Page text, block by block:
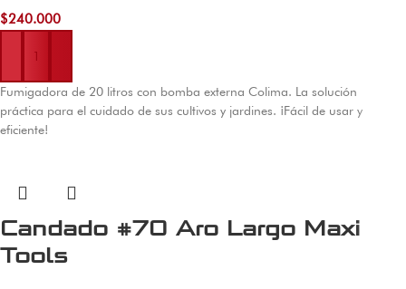
$240.000
Añadir al carrito
Fumigadora de 20 litros con bomba externa Colima. La solución
práctica para el cuidado de sus cultivos y jardines. ¡Fácil de usar y
eficiente!
Candado #70 Aro Largo Maxi
Tools